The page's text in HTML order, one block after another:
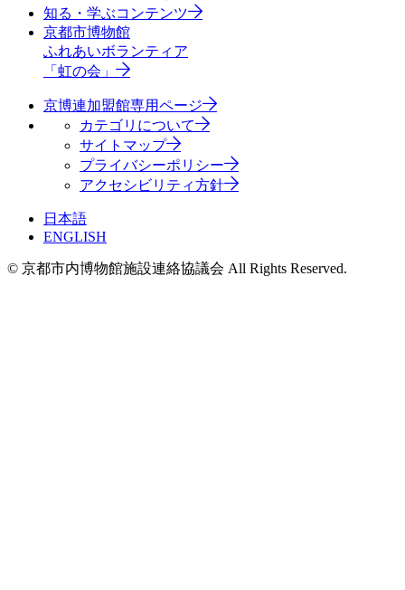
知る・学ぶコンテンツ
京都市博物館
ふれあいボランティア
「虹の会」
京博連加盟館専用ページ
カテゴリについて
サイトマップ
プライバシーポリシー
アクセシビリティ方針
日本語
ENGLISH
© 京都市内博物館施設連絡協議会 All Rights Reserved.